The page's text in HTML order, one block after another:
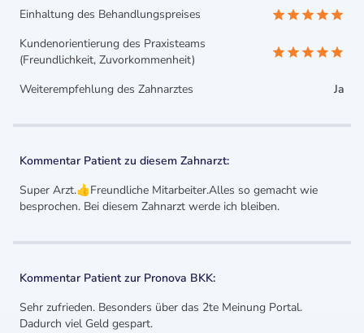
Einhaltung des Behandlungspreises
Kundenorientierung des Praxisteams
(Freundlichkeit, Zuvorkommenheit)
Weiterempfehlung des Zahnarztes
Ja
Kommentar Patient zu diesem Zahnarzt:
Super Arzt.👍Freundliche Mitarbeiter.Alles so gemacht wie
besprochen. Bei diesem Zahnarzt werde ich bleiben.
Kommentar Patient zur Pronova BKK:
Sehr zufrieden. Besonders über das 2te Meinung Portal.
Dadurch viel Geld gespart.